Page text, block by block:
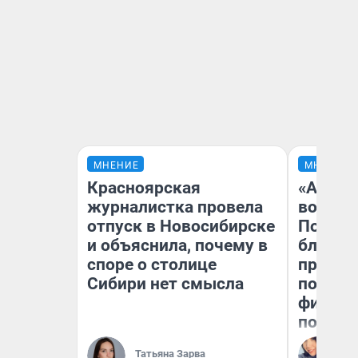
МНЕНИЕ
Красноярская
журналистка провела
отпуск в Новосибирске
и объяснила, почему в
споре о столице
Сибири нет смысла
Татьяна Зарва
МНЕНИЕ
вот